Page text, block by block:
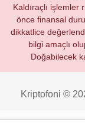
Kaldıraçlı işlemler
önce finansal
dikkatlice
bilgi amaçlı
Doğabilecek
Kriptofoni ©